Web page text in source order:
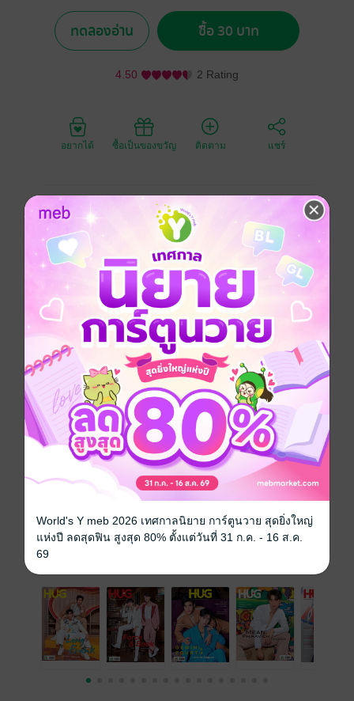
ทดลองอ่าน ซื้อ 30 บาท
4.50 2 Rating
อยากได้ ซื้อเป็นของขวัญ ติดตาม แชร์
Hug magazine ฉบับ 16 ต.ค.55
เล่มนี้พบกับ
อุ้ม – ลักขณา วัธนวงส์สิริ
‘30 ยังไม่สาย'
- ทำใมผู้ชายชอบสัญญาและสาบาน
- รักอมตะ ของตลกเจ้าเสนห์
'ดม ชวนชื่น'
- วิธีชะลอวัยด้วยตนเอง
- ไม่มีคำว่าสายถ้าคิดจะรัก
- สิทธิของลูกเมียน้อย
หาซื้อได้แล้วที่ร้าน 7-eleven
และ Booksmile ทุกสาขา
ประเภทไฟล์ pdf
วันที่วางขาย 22 ตุลาคม 2555
92 หน้า
ราคาปก 30 บาท
ฉบับย้อนหลัง
World's Y meb 2026 เทศกาลนิยาย การ์ตูนวาย สุดยิ่งใหญ่
แห่งปี ลดสุดฟิน สูงสุด 80% ตั้งแต่วันที่ 31 ก.ค. - 16 ส.ค.
69